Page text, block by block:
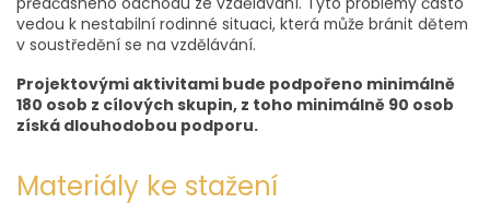
vedou k nestabilní rodinné situaci, která může bránit dětem
v soustředění se na vzdělávání.
Projektovými aktivitami bude podpořeno minimálně
180 osob z cílových skupin, z toho minimálně 90 osob
získá dlouhodobou podporu.
Materiály ke stažení